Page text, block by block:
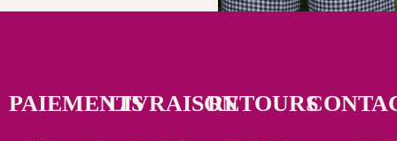
PAIEMENTSLIVRAISONRETOURS